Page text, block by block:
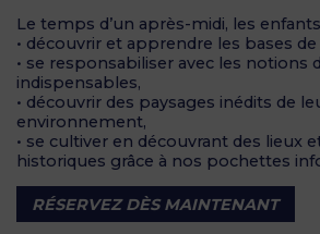
Le temps d’un après-midi, les
• découvrir et apprendre les bases
• se responsabiliser avec les notions
indispensables,
• découvrir des paysages inédits de
environnement,
• se cultiver en découvrant des lieux
historiques grâce à nos pochettes
RÉSERVEZ DÈS MAINTENANT